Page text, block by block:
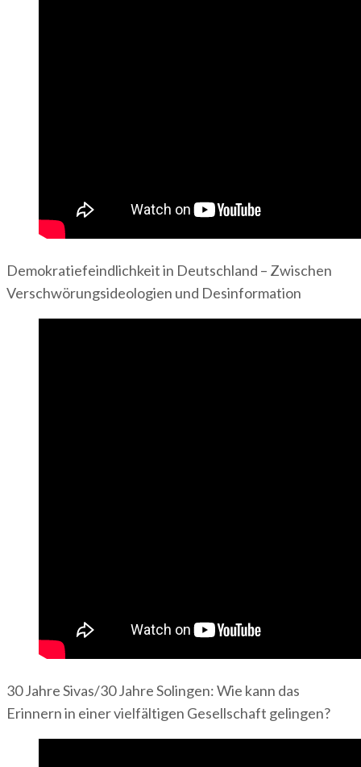
Demokratiefeindlichkeit in Deutschland – Zwischen
Verschwörungsideologien und Desinformation
30 Jahre Sivas/30 Jahre Solingen: Wie kann das
Erinnern in einer vielfältigen Gesellschaft gelingen?